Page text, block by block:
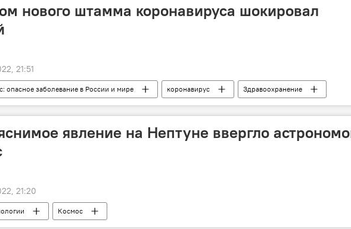
нового штамма коронавируса шокировал
21:51
опасное заболевание в России и мире коронавирус Здравоохранение
явление на Нептуне ввергло
21:20
Космос